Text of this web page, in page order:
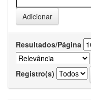
Resultados/Página
Registro(s)